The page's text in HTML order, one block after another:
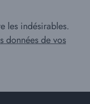
les indésirables.
données de vos